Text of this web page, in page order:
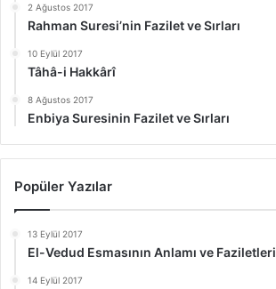
2 Ağustos 2017
Rahman Suresi’nin Fazilet ve Sırları
10 Eylül 2017
Tâhâ-i Hakkârî
8 Ağustos 2017
Enbiya Suresinin Fazilet ve Sırları
Popüler Yazılar
13 Eylül 2017
El-Vedud Esmasının Anlamı ve Faziletleri
14 Eylül 2017